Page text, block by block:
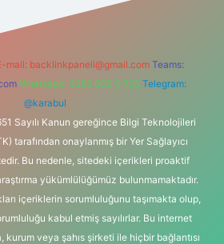
mail: backlinkpaneli@gmail.com Teams:
Whatsapp: 0262 606 0 726 Telegram:
@karabul
Sayılı Kanun gereğince Bilgi Teknolojileri
tarafından onaylanmış bir Yer Sağlayıcı
Bu nedenle, sitedeki içerikleri proaktif
yükümlülüğümüz bulunmamaktadır.
içeriklerin sorumluluğunu taşımakta olup,
kabul etmiş sayılırlar. Bu internet
kurum veya şahıs şirketi ile hiçbir bağlantısı